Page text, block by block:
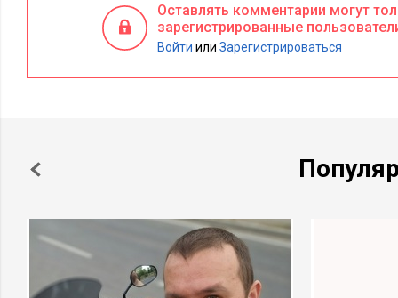
Оставлять комментарии могут
зарегистрированные
Войти или Зарегистрироваться